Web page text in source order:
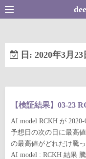
コ
ン
ン
へ
日: 2020年3月23
【検証結果】03-23
AI model RCKH が
予想日の次の日に最高
の最高値がどれだけ騰
AI model : RCKH 結果